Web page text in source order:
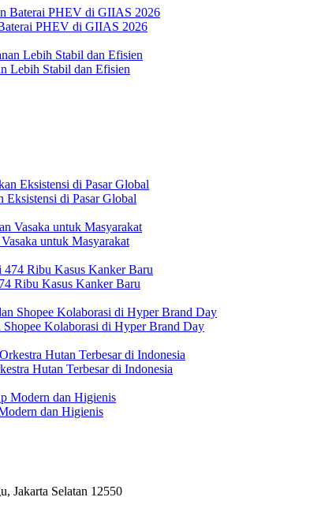
PHEV di GIIAS 2026
Lebih Stabil dan Efisien
di Pasar Global
untuk Masyarakat
Ribu Kasus Kanker Baru
Kolaborasi di Hyper Brand Day
Hutan Terbesar di Indonesia
dan Higienis
Jakarta Selatan 12550